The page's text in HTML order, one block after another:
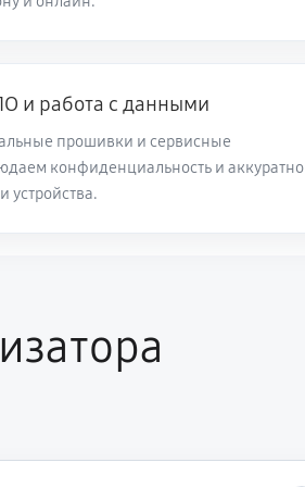
120 минут
60 минут Заказать
и работа с данными
прошивки и сервисные
конфиденциальность и аккуратно
устройства.